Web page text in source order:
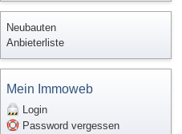
Neubauten
Anbieterliste
Mein Immoweb
Login
Password vergessen